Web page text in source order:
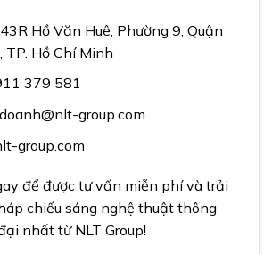
Hồ Văn Huê, Phường 9, Quận
TP. Hồ Chí Minh
379 581
group.com
group.com
để được tư vấn miễn phí và trải
chiếu sáng nghệ thuật thông
nhất từ NLT Group!